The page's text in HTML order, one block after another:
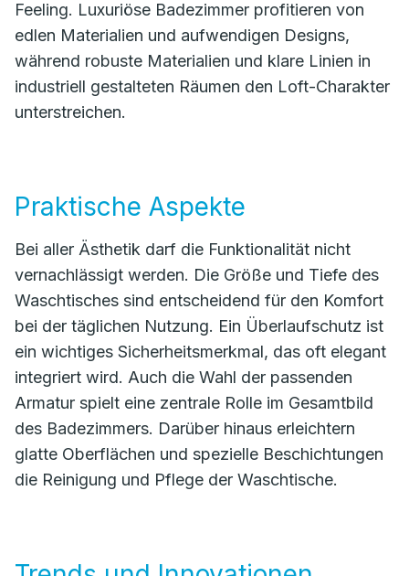
Feeling. Luxuriöse Badezimmer profitieren von
edlen Materialien und aufwendigen Designs,
während robuste Materialien und klare Linien in
industriell gestalteten Räumen den Loft-Charakter
unterstreichen.
Praktische Aspekte
Bei aller Ästhetik darf die Funktionalität nicht
vernachlässigt werden. Die Größe und Tiefe des
Waschtisches sind entscheidend für den Komfort
bei der täglichen Nutzung. Ein Überlaufschutz ist
ein wichtiges Sicherheitsmerkmal, das oft elegant
integriert wird. Auch die Wahl der passenden
Armatur spielt eine zentrale Rolle im Gesamtbild
des Badezimmers. Darüber hinaus erleichtern
glatte Oberflächen und spezielle Beschichtungen
die Reinigung und Pflege der Waschtische.